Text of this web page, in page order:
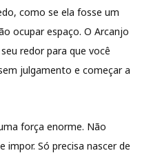
como se ela fosse um
ocupar espaço. O Arcanjo
redor para que você
julgamento e começar a
força enorme. Não
impor. Só precisa nascer de